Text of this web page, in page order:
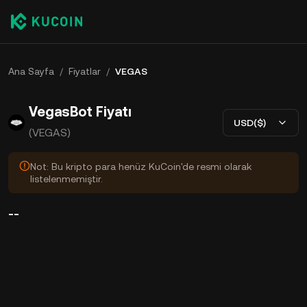
Ana Sayfa / Fiyatlar / VEGAS
VegasBot Fiyatı
(VEGAS)
USD($)
Not: Bu kripto para henüz KuCoin'de resmi olarak
listelenmemiştir.
--